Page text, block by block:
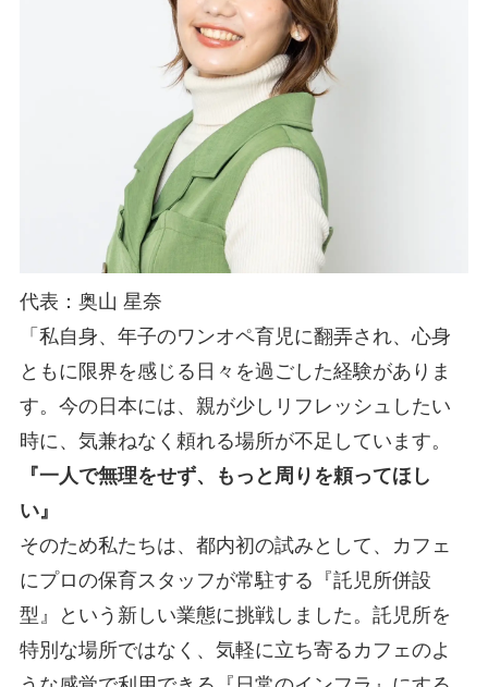
代表：奥山 星奈
「私自身、年子のワンオペ育児に翻弄され、心身
ともに限界を感じる日々を過ごした経験がありま
す。今の日本には、親が少しリフレッシュしたい
時に、気兼ねなく頼れる場所が不足しています。
『一人で無理をせず、もっと周りを頼ってほし
い』
そのため私たちは、都内初の試みとして、カフェ
にプロの保育スタッフが常駐する『託児所併設
型』という新しい業態に挑戦しました。託児所を
特別な場所ではなく、気軽に立ち寄るカフェのよ